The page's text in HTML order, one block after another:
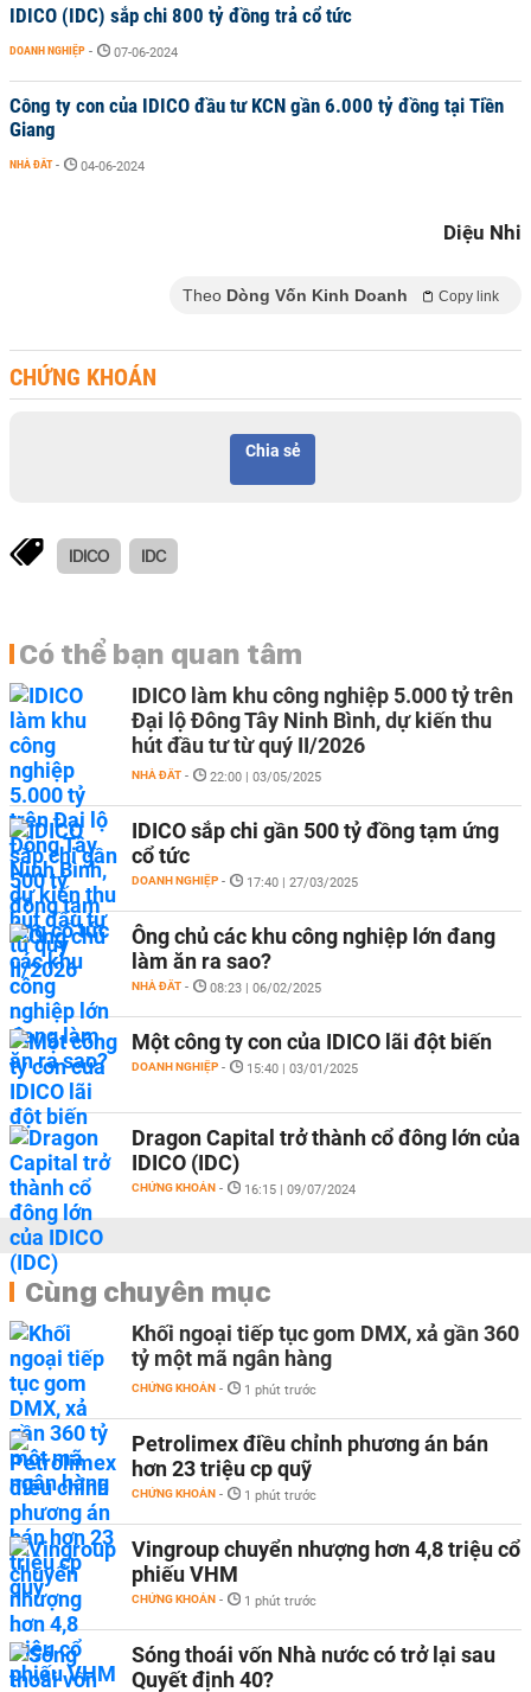
IDICO (IDC) sắp chi 800 tỷ đồng trả cổ tức
DOANH NGHIỆP - 07-06-2024
Công ty con của IDICO đầu tư KCN gần 6.000 tỷ đồng tại Tiền
Giang
NHÀ ĐẤT - 04-06-2024
Diệu Nhi
Theo Dòng Vốn Kinh Doanh Copy link
CHỨNG KHOÁN
Chia sẻ
IDICO IDC
Có thể bạn quan tâm
IDICO làm khu công nghiệp 5.000 tỷ trên
Đại lộ Đông Tây Ninh Bình, dự kiến thu
hút đầu tư từ quý II/2026
NHÀ ĐẤT - 22:00 | 03/05/2025
IDICO sắp chi gần 500 tỷ đồng tạm ứng
cổ tức
DOANH NGHIỆP - 17:40 | 27/03/2025
Ông chủ các khu công nghiệp lớn đang
làm ăn ra sao?
NHÀ ĐẤT - 08:23 | 06/02/2025
Một công ty con của IDICO lãi đột biến
DOANH NGHIỆP - 15:40 | 03/01/2025
Dragon Capital trở thành cổ đông lớn của
IDICO (IDC)
CHỨNG KHOÁN - 16:15 | 09/07/2024
Cùng chuyên mục
Khối ngoại tiếp tục gom DMX, xả gần 360
tỷ một mã ngân hàng
CHỨNG KHOÁN - 1 phút trước
Petrolimex điều chỉnh phương án bán
hơn 23 triệu cp quỹ
CHỨNG KHOÁN - 1 phút trước
Vingroup chuyển nhượng hơn 4,8 triệu cổ
phiếu VHM
CHỨNG KHOÁN - 1 phút trước
Sóng thoái vốn Nhà nước có trở lại sau
Quyết định 40?